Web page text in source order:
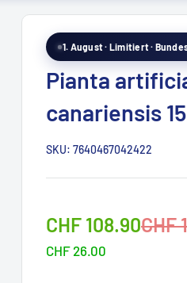
1. August · Limitiert ·
Pianta
canariensis
SKU: 7640467042422
Sonderpreis
CHF 108.90CHF
CHF 26.00